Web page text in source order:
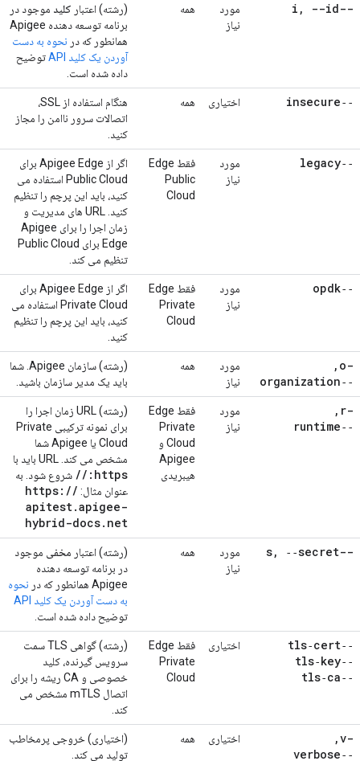
--i
, --id
مورد
نیاز
همه (رشته) اعتبار کلید موجود در
برنامه توسعه دهنده Apigee
همانطور که در نحوه به دست
آوردن یک کلید API
توضیح
داده شده است.
‑‑insecure اختیاری همه
هنگام استفاده از SSL،
اتصالات سرور ناامن را مجاز
کنید.
‑‑legacy
مورد
نیاز
فقط Edge
Public
Cloud
اگر از Apigee Edge برای
Public Cloud استفاده می
کنید، باید این پرچم را تنظیم
کنید. URL های مدیریت و
زمان اجرا را برای Apigee
Edge برای Public Cloud
تنظیم می کند.
‑‑opdk
مورد
نیاز
فقط Edge
Private
Cloud
اگر از Apigee Edge برای
Private Cloud استفاده می
کنید، باید این پرچم را تنظیم
کنید.
-o
,
‑‑organization
مورد
نیاز
همه
(رشته) سازمان Apigee. شما
باید یک مدیر سازمان باشید.
-r
,
‑‑runtime
مورد
نیاز
فقط Edge
Private
Cloud و
Apigee
هیبریدی
(رشته) URL زمان اجرا را
برای نمونه ترکیبی Private
Cloud یا Apigee شما
مشخص می کند. URL باید با
https:
/
/ شروع شود. به
عنوان مثال:
https: //
apitest.apigee-
hybrid-docs. net
--s
, ‑‑secret
مورد
نیاز
همه (رشته) اعتبار مخفی
موجود
در برنامه توسعه دهنده
Apigee همانطور که در
نحوه
به دست آوردن یک کلید API
توضیح داده شده است.
‑‑tls‑cert
‑‑tls‑key
‑‑tls‑ca
اختیاری
فقط Edge
Private
Cloud
(رشته) گواهی TLS سمت
سرویس گیرنده، کلید
خصوصی و CA ریشه را برای
اتصال mTLS مشخص می
کند.
-v
,
‑‑verbose
اختیاری همه
(اختیاری) خروجی پرمخاطب
تولید می کند.